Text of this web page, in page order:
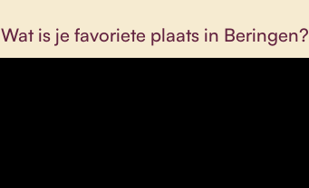
Wat is je favoriete plaats in Beringen?